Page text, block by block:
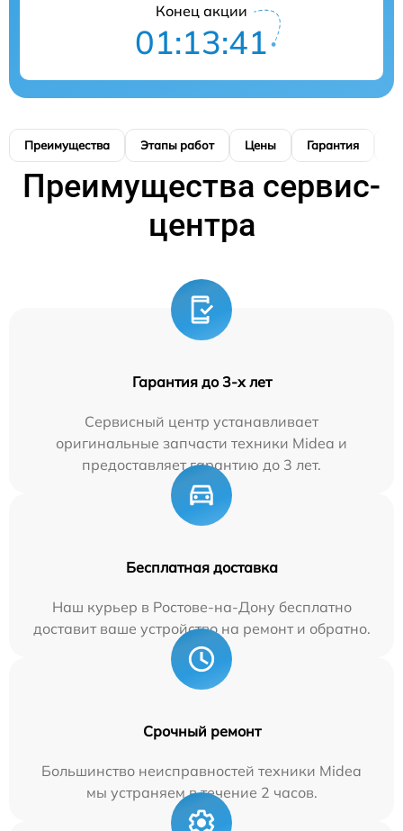
Конец акции
01:13:40
Преимущества Этапы работ Цены Гарантия
Преимущества сервис-
центра
Гарантия до 3-х лет
Сервисный центр устанавливает
оригинальные запчасти техники Midea и
предоставляет гарантию до 3 лет.
Бесплатная доставка
Наш курьер в Ростове-на-Дону бесплатно
доставит ваше устройство на ремонт и обратно.
Срочный ремонт
Большинство неисправностей техники Midea
мы устраняем в течение 2 часов.